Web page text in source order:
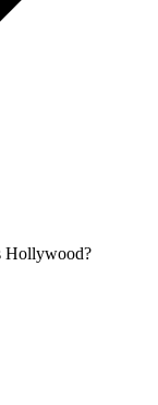
Hollywood?